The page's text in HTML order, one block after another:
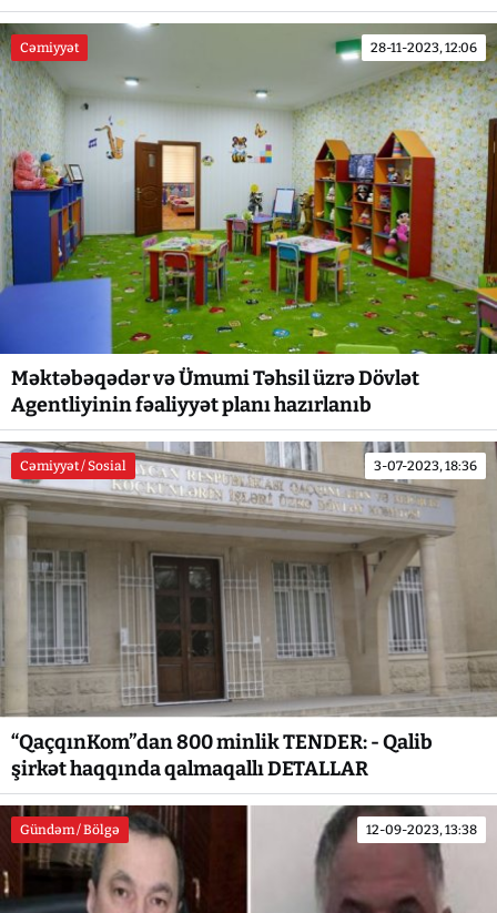
Cəmiyyət 28-11-2023, 12:06
Məktəbəqədər və Ümumi Təhsil üzrə Dövlət
Agentliyinin fəaliyyət planı hazırlanıb
Cəmiyyət / Sosial 3-07-2023, 18:36
“QaçqınKom”dan 800 minlik TENDER: - Qalib
şirkət haqqında qalmaqallı DETALLAR
Gündəm / Bölgə 12-09-2023, 13:38